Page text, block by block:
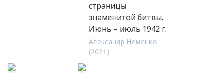
страницы
знаменитой битвы.
Июнь – июль 1942 г.
Александр Неменко
(2021)